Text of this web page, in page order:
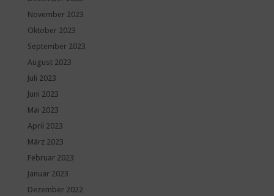
November 2023
Oktober 2023
September 2023
August 2023
Juli 2023
Juni 2023
Mai 2023
April 2023
März 2023
Februar 2023
Januar 2023
Dezember 2022